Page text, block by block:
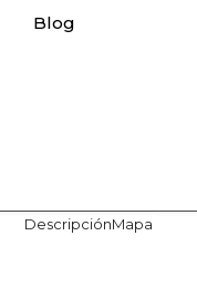
Blog
DescripciónMapa